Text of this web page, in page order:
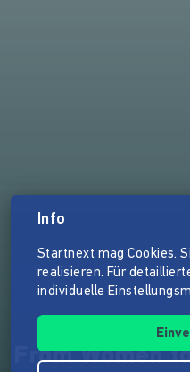
From Women
Info
Startnext mag Cookies.
realisieren. Für
individuelle